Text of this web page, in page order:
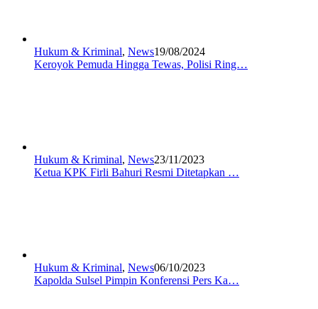
Hukum & Kriminal, News19/08/2024
Keroyok Pemuda Hingga Tewas, Polisi Ring…
Hukum & Kriminal, News23/11/2023
Ketua KPK Firli Bahuri Resmi Ditetapkan …
Hukum & Kriminal, News06/10/2023
Kapolda Sulsel Pimpin Konferensi Pers Ka…